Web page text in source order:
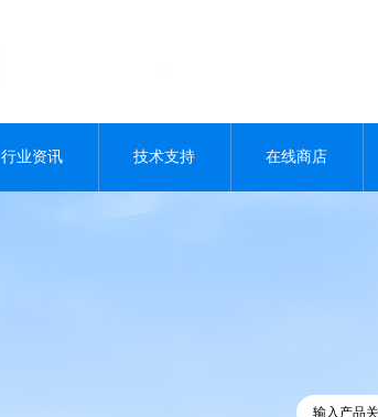
行业资讯 技术支持 在线商店